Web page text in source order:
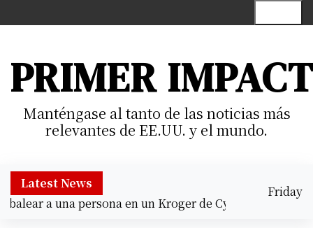
k
PRIMER
Manténgase al tanto de las noticias más
relevantes de EE.UU. y el mundo.
Latest News
a una persona en un Kroger de Cypress |
Prisión
Friday